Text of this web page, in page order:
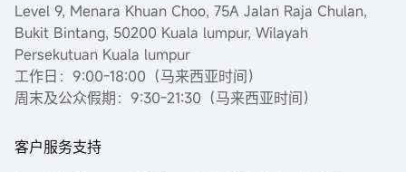
Level 9, Menara Khuan Choo, 75A Jalan Raja Chulan,
Bukit Bintang, 50200 Kuala lumpur, Wilayah
Persekutuan Kuala lumpur
工作日：9:00-18:00（马来西亚时间）
周末及公众假期：9:30-21:30（马来西亚时间）
客户服务支持